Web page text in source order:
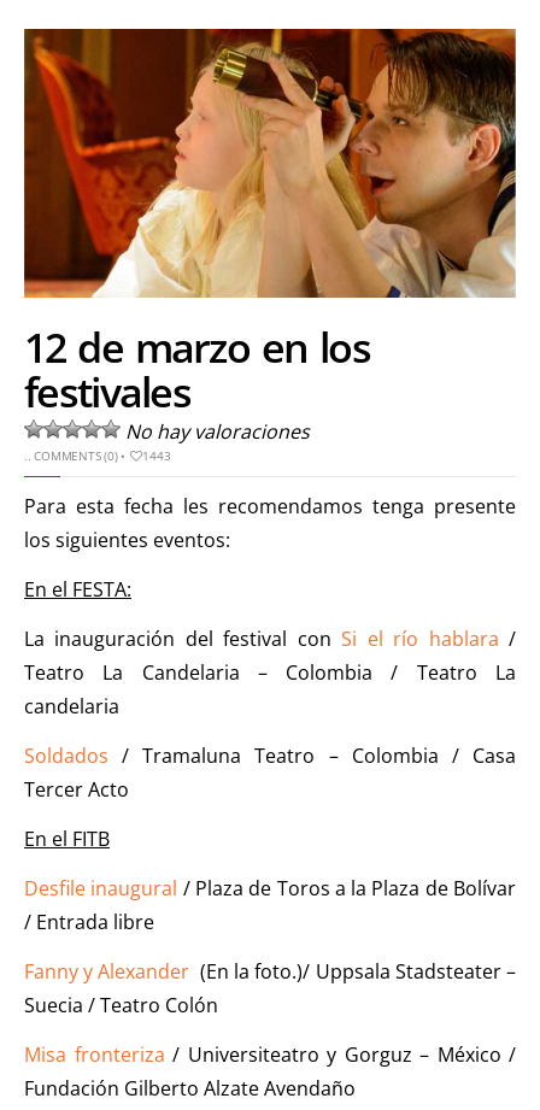
12 de marzo en los
festivales
No hay valoraciones
..COMMENTS (0)• 1443
Para esta fecha les recomendamos tenga presente
los siguientes eventos:
En el FESTA:
La inauguración del festival conSi el río hablara /
Teatro La Candelaria – Colombia / Teatro La
candelaria
Soldados / Tramaluna Teatro – Colombia / Casa
Tercer Acto
En el FITB
Desfile inaugural / Plaza de Toros a la Plaza de Bolívar
/ Entrada libre
Fanny y Alexander (En la foto.)/ Uppsala Stadsteater –
Suecia / Teatro Colón
Misa fronteriza / Universiteatro y Gorguz – México /
Fundación Gilberto Alzate Avendaño